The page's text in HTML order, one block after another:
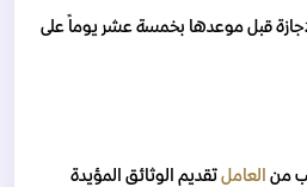
قبل موعدها بخمسة عشر يوماً على
من العامل تقديم الوثائق المؤيدة